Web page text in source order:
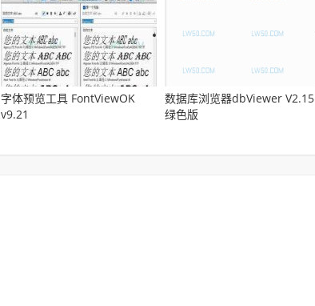
字体预览工具 FontViewOK
v9.21
数据库浏览器dbViewer V2.15
绿色版